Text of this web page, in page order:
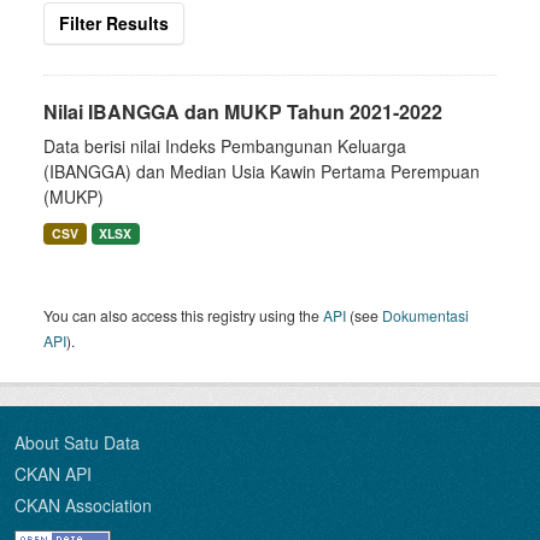
Filter Results
Nilai IBANGGA dan MUKP Tahun 2021-2022
Data berisi nilai Indeks Pembangunan Keluarga
(IBANGGA) dan Median Usia Kawin Pertama Perempuan
(MUKP)
CSV XLSX
You can also access this registry using theAPI (see Dokumentasi
API).
About Satu Data
CKAN API
CKAN Association